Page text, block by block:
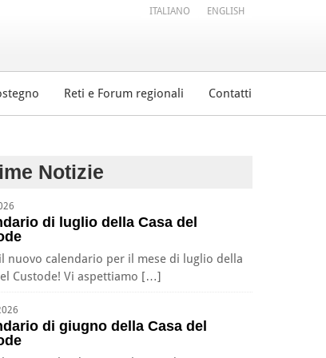
Reti e Forum regionali Contatti
ITALIANO ENGLISH
Notizie
di luglio della Casa del
nuovo calendario per il mese di luglio della
Custode! Vi aspettiamo […]
di giugno della Casa del